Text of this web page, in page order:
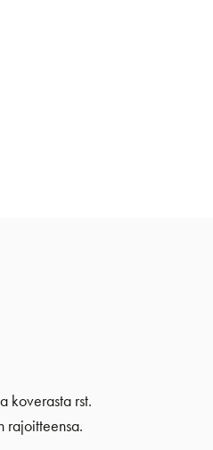
koverasta rst.
rajoitteensa.